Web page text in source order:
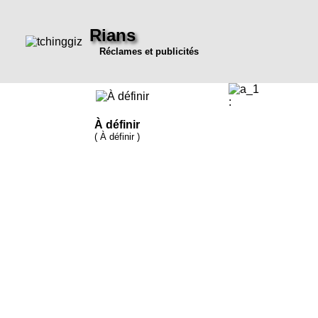
Rians
Réclames et publicités
À définir
( À définir )
: